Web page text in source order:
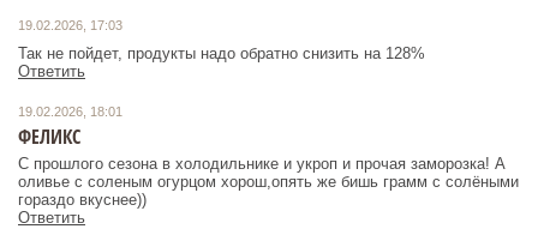
19.02.2026, 17:03
Так не пойдет, продукты надо обратно снизить на 128%
Ответить
19.02.2026, 18:01
ФЕЛИКС
С прошлого сезона в холодильнике и укроп и прочая заморозка! А
оливье с соленым огурцом хорош,опять же бишь грамм с солёными
гораздо вкуснее))
Ответить